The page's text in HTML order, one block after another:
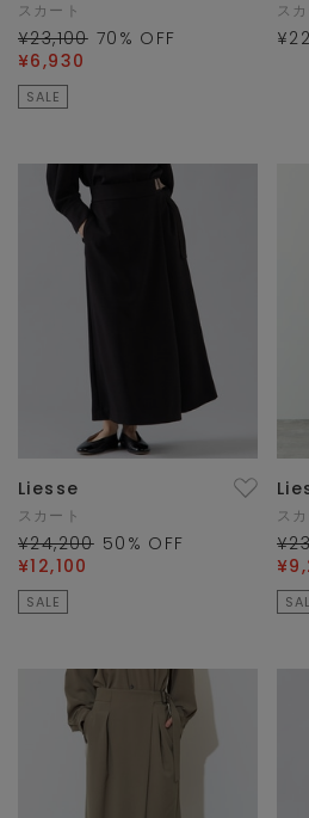
スカート
¥23,100 70 % OFF
¥6,930
SALE
ス
Liesse
スカート
¥24,200 50 % OFF
¥12,100
SALE
ス